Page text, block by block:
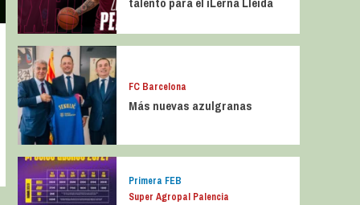
FC Barcelona
Más nuevas azulgranas
Primera FEB
Super Agropal Palencia